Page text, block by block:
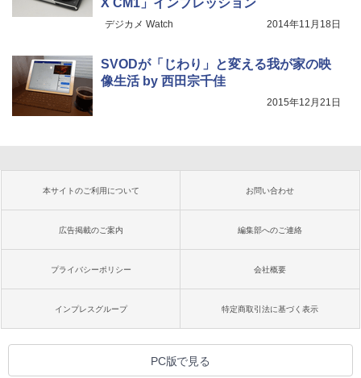
デジカメ Watch 2014年11月18日
SVODが「じわり」と変える我が家の映
像生活 by 西田宗千佳
2015年12月21日
本サイトのご利用について お問い合わせ
広告掲載のご案内 編集部へのご連絡
プライバシーポリシー 会社概要
インプレスグループ 特定商取引法に基づく表示
PC版で見る